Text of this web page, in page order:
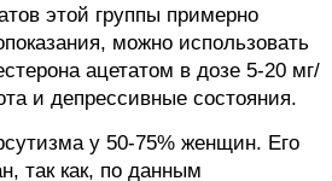
этой группы примерно
можно использовать
ацетатом в дозе 5-20 мг/
и депрессивные состояния.
у 50-75% женщин. Его
так как, по данным